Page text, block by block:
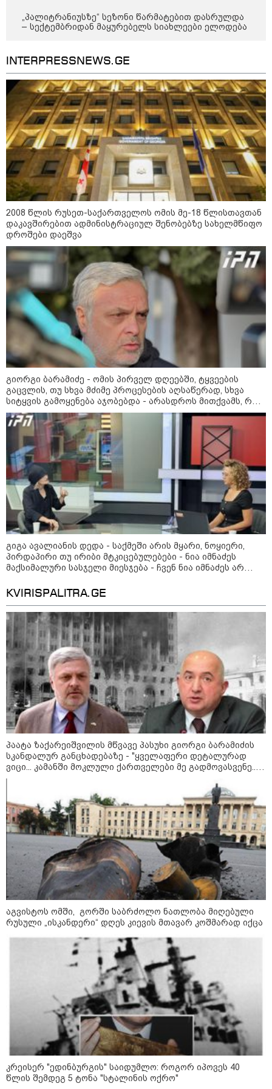
ფული ამ ზოდიაქოს ნიშნების
გამდიდრდება?
როგორ ჩავიცვათ 40 წლის
შემდეგ: მილიონერების
სტილისტის 8 ოქროს წესი და
აუცილებელი სამოსი
მსოფლიო
09:52 / 07-08-2026
"რაკეტები ჩვენც გვჭირდება" - დონალდ
ტრამპი უკრაინისთვის Patriot-ის
რაკეტების გაგზავნაზე
23:40 / 07-08-2026
იტალიამ ყველა ქალაქში
განგაშის წითელი დონე
22:45 / 07-08-2026
14 წლის მოზარდმა საკუთარი
პაპა და ბებია მოკლა, შემდეგ კი
სკოლაში ცეცხლი გახსნა - რა
დეტალები ხდება ცნობილი
ბანგკოკში მომხდარი
ტრაგედიიდან
13:24 / 07-08-2026
ევროპაში საწვავის ფასები
მკვეთრად შეიცვალა - რომელ
ქვეყნებშია ბენზინი ყველაზე
ძვირი და ყველაზე იაფი
09:05 / 07-08-2026
მკვლელობა პირდაპირ ეთერში:
ცნობილ "ტიკტოკერს" ლაივის
დროს ესროლეს, ის ადგილზე
გარდაიცვალა - რას ამბობს
მომხდარზე მექსიკის პოლიცია
კატეგორიის ყველა სიახლე
2008 წლის რუსეთ-საქართველოს
ომის მე-18 წლისთავთან
დაკავშირებით ადმინისტრაციულ
შენობებზე სახელმწიფო დროშები
დაეშვა
გიორგი ბარამიძე - ომის პირველ
დღეებში, ტყვეების გაცვლის, თუ
სხვა მძიმე პროცესების
„პალიტრანიუსზე“ სეზონი წარმატებით დასრულდა
– სექტემბრიდან მაყურებელს სიახლეები ელოდება
INTERPRESSNEWS.GE
2008 წლის რუსეთ-საქართველოს ომის მე-18 წლისთავთან
დაკავშირებით ადმინისტრაციულ შენობებზე სახელმწიფო
დროშები დაეშვა
გიორგი ბარამიძე - ომის პირველ დღეებში, ტყვეების
გაცვლის, თუ სხვა მძიმე პროცესების აღსაწერად, სხვა
სიტყვის გამოყენება აჯობებდა - არასდროს მითქვამს, რომ
ჩვენები ხელებაწეულს ან დატყვევებულს "ხვრეტდნენ", ეგ
არასდროს მინახავს და არც რაიმე ფაქტი ვიცი
გიგა ავალიანის დედა - საქმეში არის მყარი, ნოყიერი,
პირდაპირი თუ ირიბი მტკიცებულებები - ნია იმნაძეს
მაქსიმალური სასჯელი მიესჯება - ჩვენ ნია იმნაძეს არ
დაკვეთაა, ჩვენ ვამბობთ, წაქეზებას, მანიპულირებას
KVIRISPALITRA.GE
პაატა ზაქარეიშვილის მწვავე პასუხი გიორგი ბარამიძის
სკანდალურ განცხადებაზე - "ყველაფერი დეტალურად
ვიცი... კამანში მოკლული ქართველები მე გადმოვასვენე...
ბარამიძე კი ტყუის"
აგვისტოს ომში, გორში საბრძოლო ნათლობა მიღებული
რუსული „ისკანდერი“ დღეს კიევის მთავარ კოშმარად იქცა
კრეისერ "ედინბურგის" საიდუმლო: როგორ იპოვეს 40
წლის შემდეგ 5 ტონა "სტალინის ოქრო"